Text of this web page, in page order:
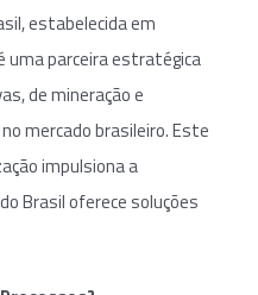
estabelecida em
uma parceira estratégica
de mineração e
mercado brasileiro. Este
impulsiona a
Brasil oferece soluções